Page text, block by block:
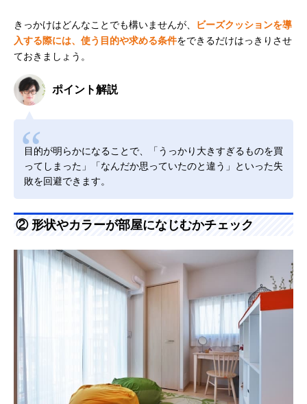
きっかけはどんなことでも構いませんが、
ビーズクッションを導
入する際には、使う目的や求める条件をできるだけはっきりさせ
ておきましょう。
ポイント解説
目的が明らかになることで、「うっかり大きすぎるものを買
ってしまった」「なんだか思っていたのと違う」といった失
敗を回避できます。
② 形状やカラーが部屋になじむかチェック